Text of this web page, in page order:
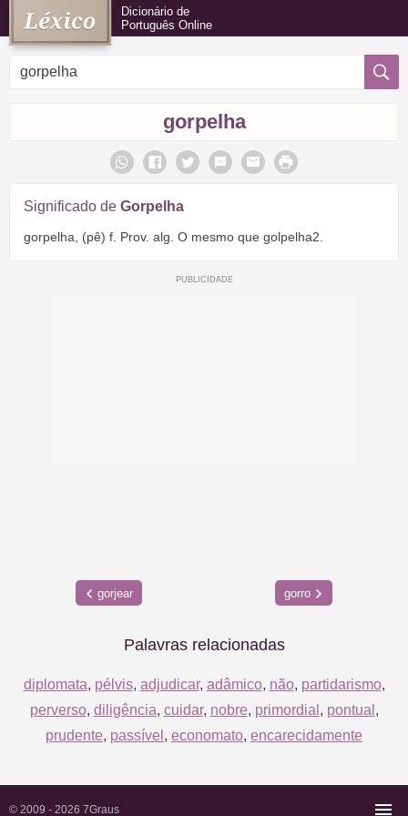
Dicionário de
Português Online
gorpelha
Significado de Gorpelha
gorpelha, (pê) f. Prov. alg. O mesmo que golpelha2.
gorjear gorro
Palavras relacionadas
diplomata, pélvis, adjudicar, adâmico, não, partidarismo,
perverso, diligência, cuidar, nobre, primordial , pontual ,
prudente, passível , economato, encarecidamente
© 2009 - 2026 7Graus